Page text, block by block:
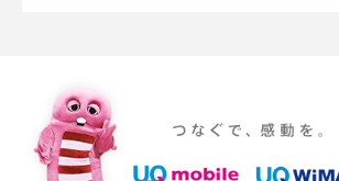
iPhone 16eとiPhone SE（第3世代）の違いは？サイ
て解説